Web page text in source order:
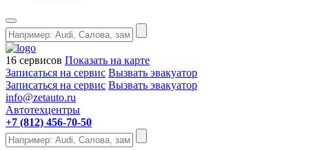
16 сервисов Показать на карте
Записаться на сервис Вызвать эвакуатор
Записаться на сервис Вызвать эвакуатор
info@zetauto.ru
Автотехцентры
+7 (812) 456-70-50